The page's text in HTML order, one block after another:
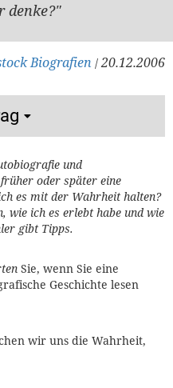
denke?"
Biografien /20.12.2006
und
oder später eine
es mit der Wahrheit halten?
wie ich es erlebt habe und wie
gibt Tipps.
Sie, wenn Sie eine
Geschichte lesen
wir uns die Wahrheit,